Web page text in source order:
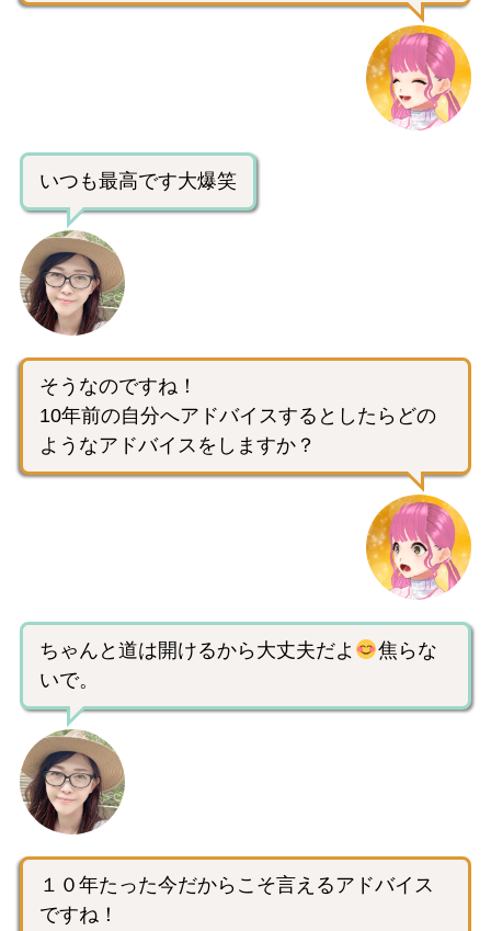
いつも最高です大爆笑
そうなのですね！
10年前の自分へアドバイスするとしたらどの
ようなアドバイスをしますか？
ちゃんと道は開けるから大丈夫だよ
焦らな
いで。
１０年たった今だからこそ言えるアドバイス
ですね！